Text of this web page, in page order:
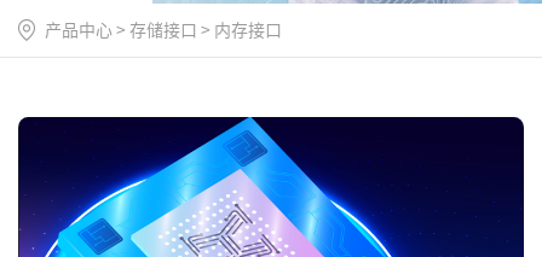
产品中心 > 存储接口 > 内存接口